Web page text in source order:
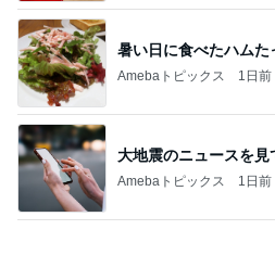
暑い日に食べたハムた
Amebaトピックス 1日前
大地震のニュースを見
Amebaトピックス 1日前